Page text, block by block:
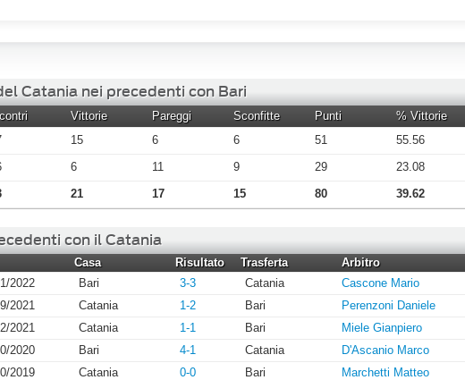
Catania nei precedenti con Bari
Vittorie Pareggi Sconfitte Punti
% Vittorie
15 6 6 51
55.56
6 11 9 29
23.08
21 17 15 80 39.62
con il Catania
Casa Risultato Trasferta
Arbitro
2022 Bari 3-3 Catania
Cascone Mario
2021 Catania 1-2 Bari
Perenzoni Daniele
2021 Catania 1-1 Bari
Miele Gianpiero
2020 Bari 4-1 Catania
D'Ascanio Marco
2019 Catania 0-0 Bari
Marchetti Matteo